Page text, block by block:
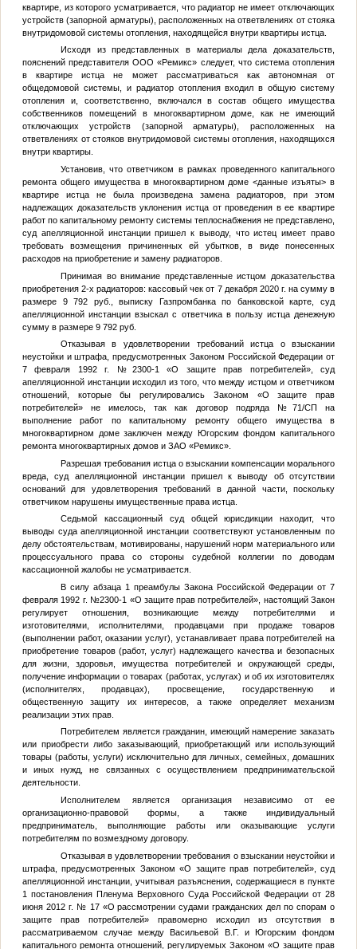
квартире, из которого усматривается, что радиатор не имеет отключающих
устройств (запорной арматуры), расположенных на ответвлениях от стояка
внутридомовой системы отопления, находящейся внутри квартиры истца.
Исходя из представленных в материалы дела доказательств,
пояснений представителя ООО «Ремикс» следует, что система отопления
в квартире истца не может рассматриваться как автономная от
общедомовой системы, и радиатор отопления входил в общую систему
отопления и, соответственно, включался в состав общего имущества
собственников помещений в многоквартирном доме, как не имеющий
отключающих устройств (запорной арматуры), расположенных на
ответвлениях от стояков внутридомовой системы отопления, находящихся
внутри квартиры.
Установив, что ответчиком в рамках проведенного капитального
ремонта общего имущества в многоквартирном доме<данные изъяты> в
квартире истца не была произведена замена радиаторов, при этом
надлежащих доказательств уклонения истца от проведения в ее квартире
работ по капитальному ремонту системы теплоснабжения не представлено,
суд апелляционной инстанции пришел к выводу, что истец имеет право
требовать возмещения причиненных ей убытков, в виде понесенных
расходов на приобретение и замену радиаторов.
Принимая во внимание представленные истцом доказательства
приобретения 2-х радиаторов: кассовый чек от 7 декабря 2020 г. на сумму в
размере 9 792 руб., выписку Газпромбанка по банковской карте, суд
апелляционной инстанции взыскал с ответчика в пользу истца денежную
сумму в размере 9 792 руб.
Отказывая в удовлетворении требований истца о взыскании
неустойки и штрафа, предусмотренных Законом Российской Федерации от
7 февраля 1992 г. №2300-1 «О защите прав потребителей», суд
апелляционной инстанции исходил из того, что между истцом и ответчиком
отношений, которые бы регулировались Законом «О защите прав
потребителей» не имелось, так как договор подряда №71/СП на
выполнение работ по капитальному ремонту общего имущества в
многоквартирном доме заключен между Югорским фондом капитального
ремонта многоквартирных домов и ЗАО «Ремикс».
Разрешая требования истца о взыскании компенсации морального
вреда, суд апелляционной инстанции пришел к выводу об отсутствии
оснований для удовлетворения требований в данной части, поскольку
ответчиком нарушены имущественные права истца.
Седьмой кассационный суд общей юрисдикции находит, что
выводы суда апелляционной инстанции соответствуют установленным по
делу обстоятельствам, мотивированы, нарушений норм материального или
процессуального права со стороны судебной коллегии по доводам
кассационной жалобы не усматривается.
В силу абзаца 1 преамбулы Закона Российской Федерации от 7
февраля 1992 г. №2300-1 «О защите прав потребителей», настоящий Закон
регулирует отношения, возникающие между потребителями и
изготовителями, исполнителями, продавцами при продаже товаров
(выполнении работ, оказании услуг), устанавливает права потребителей на
приобретение товаров (работ, услуг) надлежащего качества и безопасных
для жизни, здоровья, имущества потребителей и окружающей среды,
получение информации о товарах (работах, услугах) и об их изготовителях
(исполнителях, продавцах), просвещение, государственную и
общественную защиту их интересов, а также определяет механизм
реализации этих прав.
Потребителем является гражданин, имеющий намерение заказать
или приобрести либо заказывающий, приобретающий или использующий
товары (работы, услуги) исключительно для личных, семейных, домашних
и иных нужд, не связанных с осуществлением предпринимательской
деятельности.
Исполнителем является организация независимо от ее
организационно-правовой формы, а также индивидуальный
предприниматель, выполняющие работы или оказывающие услуги
потребителям по возмездному договору.
Отказывая в удовлетворении требования о взыскании неустойки и
штрафа, предусмотренных Законом «О защите прав потребителей», суд
апелляционной инстанции, учитывая разъяснения, содержащиеся в пункте
1 постановления Пленума Верховного Суда Российской Федерации от 28
июня 2012 г. № 17 «О рассмотрении судами гражданских дел по спорам о
защите прав потребителей» правомерно исходил из отсутствия в
рассматриваемом случае между Васильевой В.Г. и Югорским фондом
капитального ремонта отношений, регулируемых Законом «О защите прав